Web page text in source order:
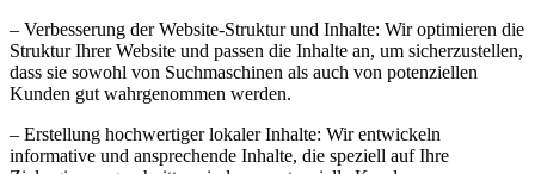
– Verbesserung der Website-Struktur und Inhalte: Wir optimieren die
Struktur Ihrer Website und passen die Inhalte an, um sicherzustellen,
dass sie sowohl von Suchmaschinen als auch von potenziellen
Kunden gut wahrgenommen werden.
– Erstellung hochwertiger lokaler Inhalte: Wir entwickeln
informative und ansprechende Inhalte, die speziell auf Ihre